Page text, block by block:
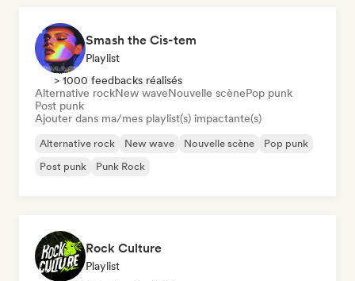
Smash the Cis-tem
Playlist
> 1000 feedbacks réalisés
Alternative rockNew waveNouvelle scènePop punk
Post punk
Ajouter dans ma/mes playlist(s) impactante(s)
Alternative rock New wave Nouvelle scène
Pop punk
Post punk
Punk Rock
Rock Culture
Playlist